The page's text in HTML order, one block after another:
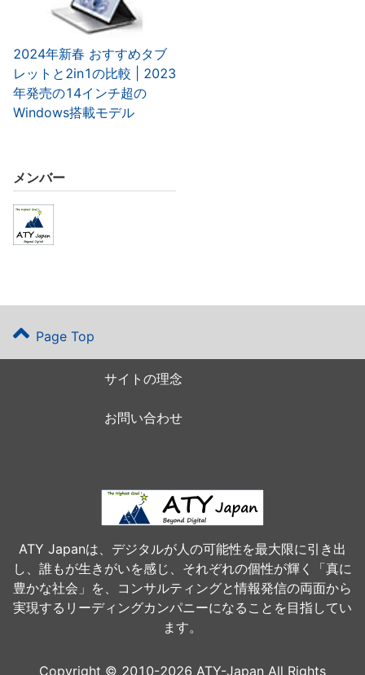
2024年新春 おすすめタブ
レットと2in1の比較 | 2023
年発売の14インチ超の
Windows搭載モデル
メンバー
Page Top
サイトの理念
お問い合わせ
ATY Japanは、デジタルが人の可能性を最大限に引き出
し、誰もが生きがいを感じ、それぞれの個性が輝く「真に
豊かな社会」を、コンサルティングと情報発信の両面から
実現するリーディングカンパニーになることを目指してい
ます。
Copyright © 2010-2026 ATY-Japan All Rights